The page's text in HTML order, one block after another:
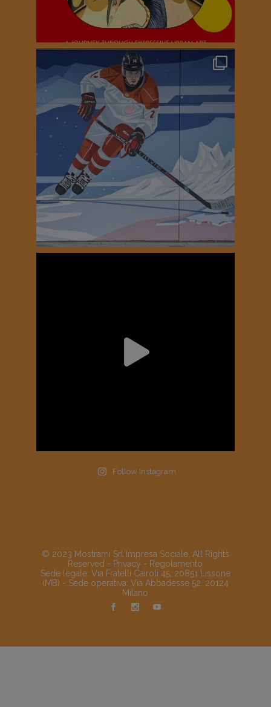
Follow Instagram
© 2023 Mostrami Srl Impresa Sociale, All Rights
Reserved - Privacy - Regolamento
Sede legale: Via Fratelli Cairoli 45, 20851 Lissone
(MB) - Sede operativa: Via Abbadesse 52, 20124
Milano